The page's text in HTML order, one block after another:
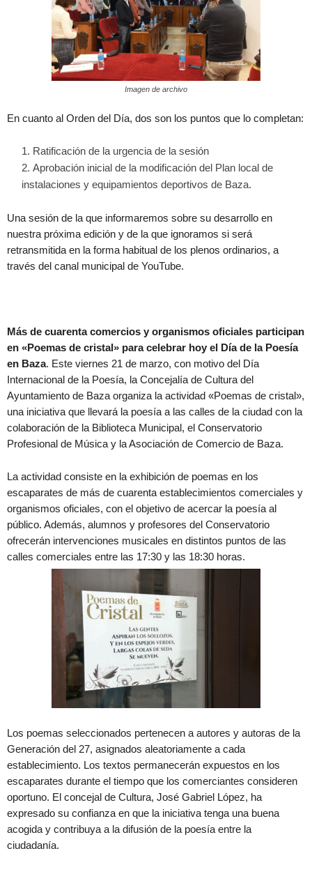
Imagen de archivo
En cuanto al Orden del Día, dos son los puntos que lo completan:
Ratificación de la urgencia de la sesión
Aprobación inicial de la modificación del Plan local de
instalaciones y equipamientos deportivos de Baza.
Una sesión de la que informaremos sobre su desarrollo en
nuestra próxima edición y de la que ignoramos si será
retransmitida en la forma habitual de los plenos ordinarios, a
través del canal municipal de YouTube.
Más de cuarenta comercios y organismos oficiales participan
en «Poemas de cristal» para celebrar hoy el Día de la Poesía
en Baza. Este viernes 21 de marzo, con motivo del Día
Internacional de la Poesía, la Concejalía de Cultura del
Ayuntamiento de Baza organiza la actividad «Poemas de cristal»,
una iniciativa que llevará la poesía a las calles de la ciudad con la
colaboración de la Biblioteca Municipal, el Conservatorio
Profesional de Música y la Asociación de Comercio de Baza.
La actividad consiste en la exhibición de poemas en los
escaparates de más de cuarenta establecimientos comerciales y
organismos oficiales, con el objetivo de acercar la poesía al
público. Además, alumnos y profesores del Conservatorio
ofrecerán intervenciones musicales en distintos puntos de las
calles comerciales entre las 17:30 y las 18:30 horas.
Los poemas seleccionados pertenecen a autores y autoras de la
Generación del 27, asignados aleatoriamente a cada
establecimiento. Los textos permanecerán expuestos en los
escaparates durante el tiempo que los comerciantes consideren
oportuno. El concejal de Cultura, José Gabriel López, ha
expresado su confianza en que la iniciativa tenga una buena
acogida y contribuya a la difusión de la poesía entre la
ciudadanía.